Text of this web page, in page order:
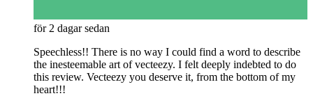
för 2 dagar sedan
Speechless!! There is no way I could find a word to describe
the inesteemable art of vecteezy. I felt deeply indebted to do
this review. Vecteezy you deserve it, from the bottom of my
heart!!!